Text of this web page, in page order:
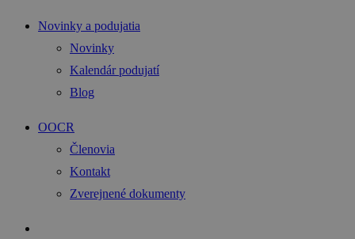
Novinky a podujatia
Novinky
Kalendár podujatí
Blog
OOCR
Členovia
Kontakt
Zverejnené dokumenty